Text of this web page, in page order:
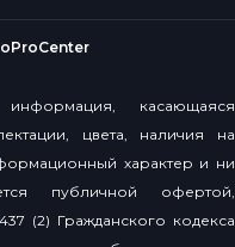
касающаяся
цвета, наличия на
характер и ни
публичной офертой,
(2) Гражданского кодекса